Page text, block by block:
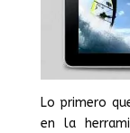
Lo primero
en la